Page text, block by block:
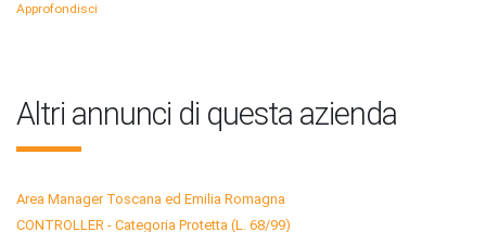
Approfondisci
Altri annunci di questa azienda
Area Manager Toscana ed Emilia Romagna
CONTROLLER - Categoria Protetta (L. 68/99)